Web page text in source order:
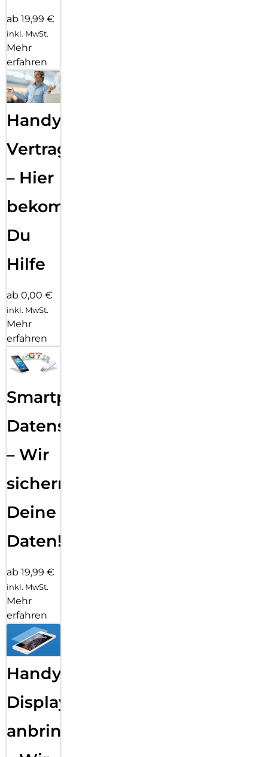
ab 19,99 €
inkl. MwSt.
Mehr
erfahren
Handy
Vertragsabwicklung
– Hier
bekommst
Du
Hilfe
ab 0,00 €
inkl. MwSt.
Mehr
erfahren
Smartphone
Datensicherung
– Wir
sichern
Deine
Daten!
ab 19,99 €
inkl. MwSt.
Mehr
erfahren
Handy
Displayfolie
anbringen